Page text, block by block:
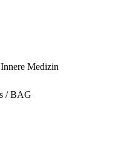
Medizin
/ BAG